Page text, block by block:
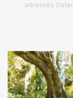
adresses